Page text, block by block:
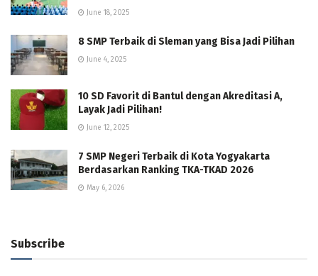
June 18, 2025
8 SMP Terbaik di Sleman yang Bisa Jadi Pilihan
June 4, 2025
10 SD Favorit di Bantul dengan Akreditasi A,
Layak Jadi Pilihan!
June 12, 2025
7 SMP Negeri Terbaik di Kota Yogyakarta
Berdasarkan Ranking TKA-TKAD 2026
May 6, 2026
Subscribe